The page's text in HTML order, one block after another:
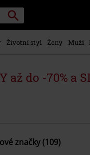
Vyhledávání
Životní styl Ženy Muži
až do -70% a
značky (109)